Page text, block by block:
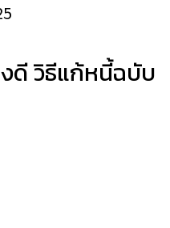
งดี วิธีแก้หนี้ฉบับ